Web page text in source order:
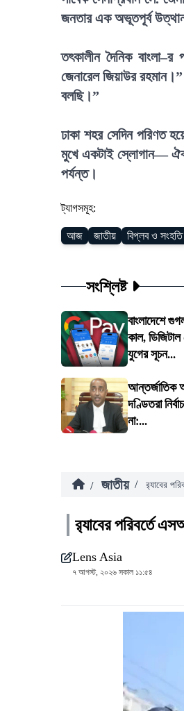
জনতার এক অভূতপূর্ব
তৎকালীন দৈনিক
জেনারেল জিয়াউর
বলছি।”
ঢাকা শহর সেদিন পরিণত
মুখে একটাই স্লোগান—
পর্যন্ত।
ট্যাগসমূহ:
আজ জাতীয় বিপ্লব ও সংহতি
সংশ্লিষ্ট
বাংলাদেশে
কাল,
যুগের সূচন...
আন্তর্জাতিক
দণ্ডিতরা
না:...
/ জাতীয় / র‍্যাবের
র‍্যাবের পরিবর্তে
Lens Asia
৭ আগস্ট, ২০২৬ সকাল ১১:৫৪